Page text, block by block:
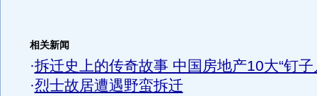
相关新闻
·拆迁史上的传奇故事 中国房地产10大“钉子
·烈士故居遭遇野蛮拆迁